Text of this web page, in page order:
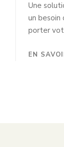
Une
un
porter
EN